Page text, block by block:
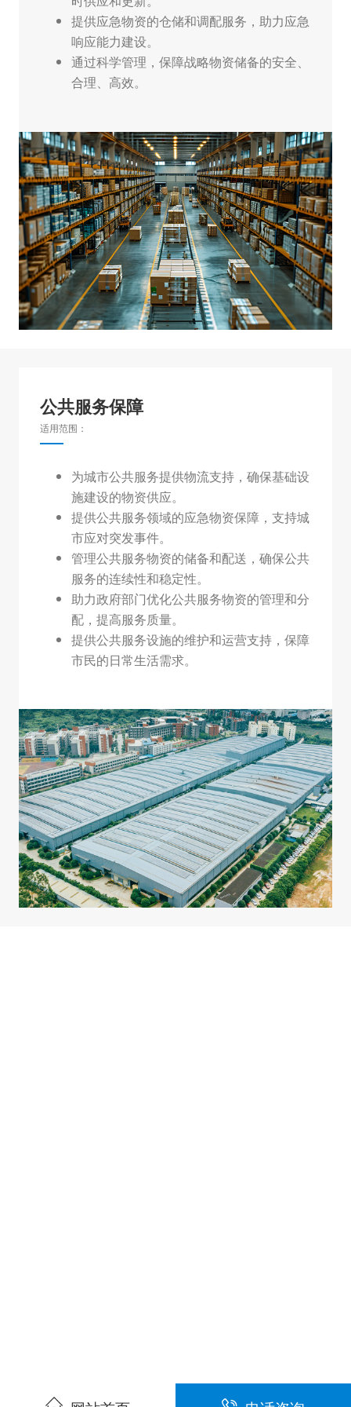
提供应急物资的仓储和调配服务，助力应急
响应能力建设。
通过科学管理，保障战略物资储备的安全、
合理、高效。
公共服务保障
适用范围：
为城市公共服务提供物流支持，确保基础设
施建设的物资供应。
提供公共服务领域的应急物资保障，支持城
市应对突发事件。
管理公共服务物资的储备和配送，确保公共
服务的连续性和稳定性。
助力政府部门优化公共服务物资的管理和分
配，提高服务质量。
提供公共服务设施的维护和运营支持，保障
市民的日常生活需求。